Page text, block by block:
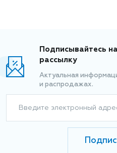
Подписывайтесь
рассылку
Актуальная
и распродажах.
Введите электронный